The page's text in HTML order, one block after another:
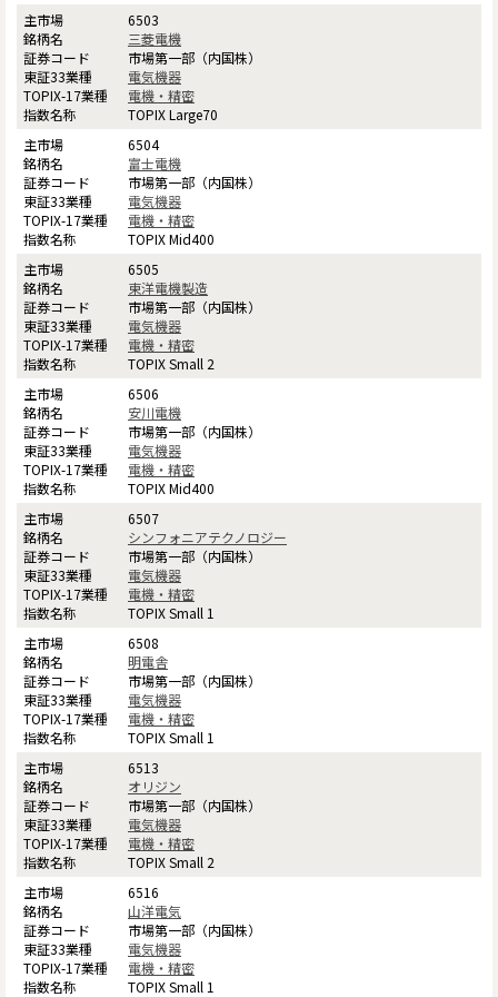
6503
三菱電機
市場第一部（内国株）
電気機器
電機・精密
TOPIX Large70
6504
富士電機
市場第一部（内国株）
電気機器
電機・精密
TOPIX Mid400
6505
東洋電機製造
市場第一部（内国株）
電気機器
電機・精密
TOPIX Small 2
6506
安川電機
市場第一部（内国株）
電気機器
電機・精密
TOPIX Mid400
6507
シンフォニアテクノロジー
市場第一部（内国株）
電気機器
電機・精密
TOPIX Small 1
6508
明電舎
市場第一部（内国株）
電気機器
電機・精密
TOPIX Small 1
6513
オリジン
市場第一部（内国株）
電気機器
電機・精密
TOPIX Small 2
6516
山洋電気
市場第一部（内国株）
電気機器
電機・精密
TOPIX Small 1